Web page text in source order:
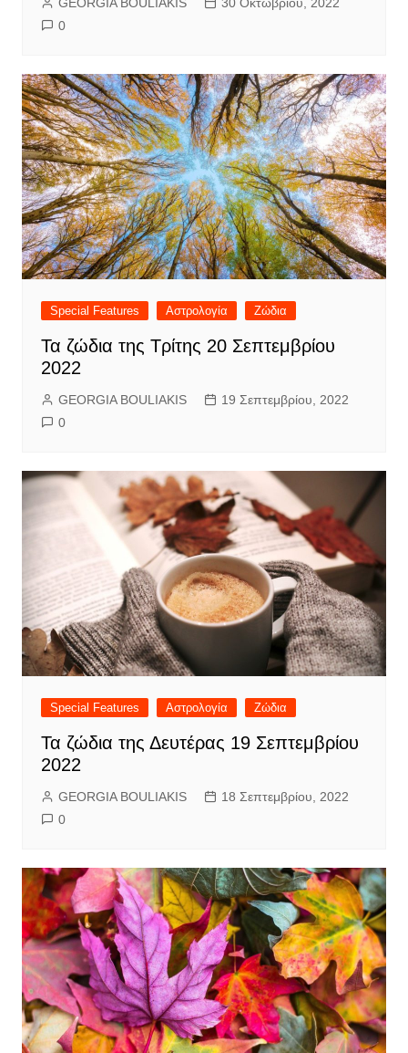
0
Special Features Αστρολογία Ζώδια
Τα ζώδια της Τρίτης 20 Σεπτεμβρίου
2022
GEORGIA BOULIAKIS
19 Σεπτεμβρίου, 2022
0
Special Features Αστρολογία Ζώδια
Τα ζώδια της Δευτέρας 19 Σεπτεμβρίου
2022
GEORGIA BOULIAKIS
18 Σεπτεμβρίου, 2022
0